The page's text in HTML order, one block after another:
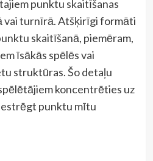
punktu skaitīšanas
vai turnīrā. Atšķirīgi formāti
skaitīšanā, piemēram,
īsākās spēlēs vai
struktūras. Šo detaļu
koncentrēties uz
punktu mītu